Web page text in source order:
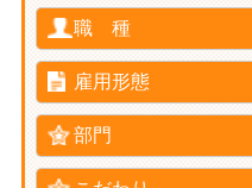
職 種
雇用形態
部門